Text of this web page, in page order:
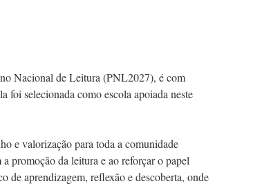
Nacional de Leitura (PNL2027), é com
foi selecionada como escola apoiada neste
e valorização para toda a comunidade
promoção da leitura e ao reforçar o papel
de aprendizagem, reflexão e descoberta, onde